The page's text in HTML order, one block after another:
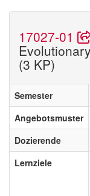
17027-01
(3 KP)
Semester
Angebotsmuster
Dozierende
Lernziele